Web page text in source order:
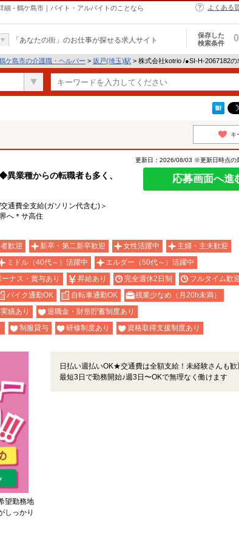
- 鶴ケ島市｜バイト・アルバイトのことなら
よくある
「あなたの街」のお仕事が探せる求人サイト
保存した
検索条件
0
ケ島市の介護職・ヘルパー > 坂戸(埼玉)駅 > 株式会社kotrio /●SI-H-2067182
キ
業種からの転職者も多く、
更新日：2026/08/03 ※更新日時点の
応募画面へ進
通費全支給(ガソリン代含む)＞
へ＊サ高住
歓迎 新卒・第二新卒歓迎 女性活躍中
主婦・主夫歓迎
ミドル（40代～）活躍中
エルダー（50代～）活躍中
ーナス・賞与あり 昇給あり 完全週休2日制
フルタイム歓
バイク通勤OK 自転車通勤OK
残業少なめ（月20h未満）
績あり
退職金・財形貯蓄制度あり
制服貸与 研修制度あり 資格取得支援制度あり
望勤務地
しっかり
日払い週払いOK★交通費は全額支給！未経験さんも
最短3日で勤務開始♪週3日〜OKで無理なく働けます